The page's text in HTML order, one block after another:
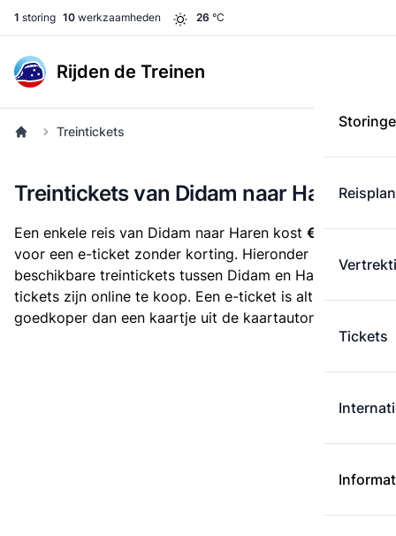
1 storing 10 werkzaamheden 26 °C
Rijden de Treinen
Tickets
Treintickets
Treintickets van Didam naar Haren
Een enkele reis van Didam naar Haren kost € 33,03
voor een e-ticket zonder korting. Hieronder staan alle
beschikbare treintickets tussen Didam en Haren. Deze
tickets zijn online te koop. Een e-ticket is altijd
goedkoper dan een kaartje uit de kaartautomaat.